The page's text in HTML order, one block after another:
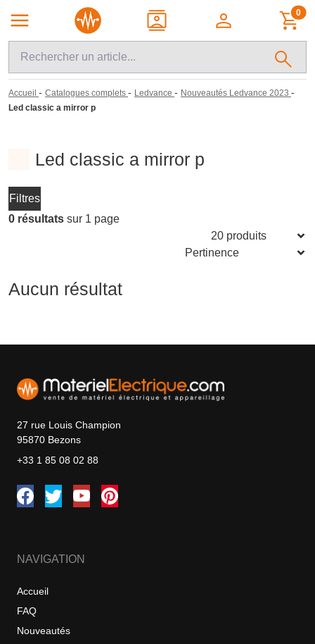
0
Accueil - Catalogues complets - Ledvance - Nouveautés Ledvance 2023 -
Led classic a mirror p
Led classic a mirror p
Filtres
0 résultats sur 1 page
Aucun résultat
27 rue Louis Champion
95870 Bezons
+33 1 85 08 02 88
NAVIGATION
Accueil
FAQ
Nouveautés